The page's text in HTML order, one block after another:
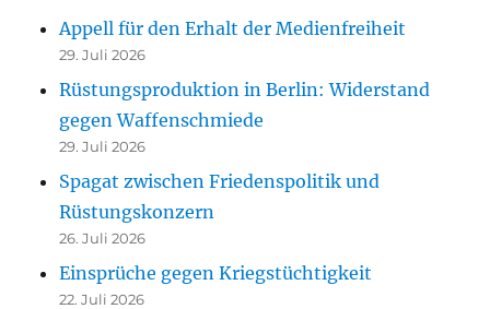
Appell für den Erhalt der Medienfreiheit
29. Juli 2026
Rüstungsproduktion in Berlin: Widerstand
gegen Waffenschmiede
29. Juli 2026
Spagat zwischen Friedenspolitik und
Rüstungskonzern
26. Juli 2026
Einsprüche gegen Kriegstüchtigkeit
22. Juli 2026